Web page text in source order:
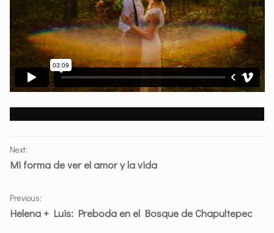
PORTFOLIO
NAVIGATION
Previous:
Helena + Luis: Preboda en el Bosque de Chapultepec
Next:
Mi forma de ver el amor y la vida